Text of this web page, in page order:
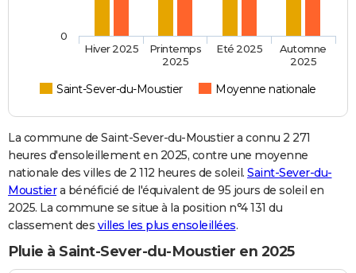
Saint-Sever-du-Moustier Moyenne nationale
Hiver 2025
Printemps
2025
Eté 2025
Automne
2025
0
La commune de Saint-Sever-du-Moustier a connu 2 271
heures d'ensoleillement en 2025, contre une moyenne
nationale des villes de 2 112 heures de soleil. Saint-Sever-du-
Moustiera bénéficié de l'équivalent de 95 jours de soleil en
2025. La commune se situe à la position n°4 131 du
classement des villes les plus ensoleillées.
Pluie à Saint-Sever-du-Moustier en 2025